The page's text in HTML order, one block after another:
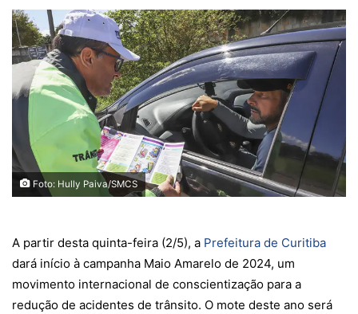
Foto: Hully Paiva/SMCS
A partir desta quinta-feira (2/5), a Prefeitura de Curitiba
dará início à campanha Maio Amarelo de 2024, um
movimento internacional de conscientização para a
redução de acidentes de trânsito. O mote deste ano será